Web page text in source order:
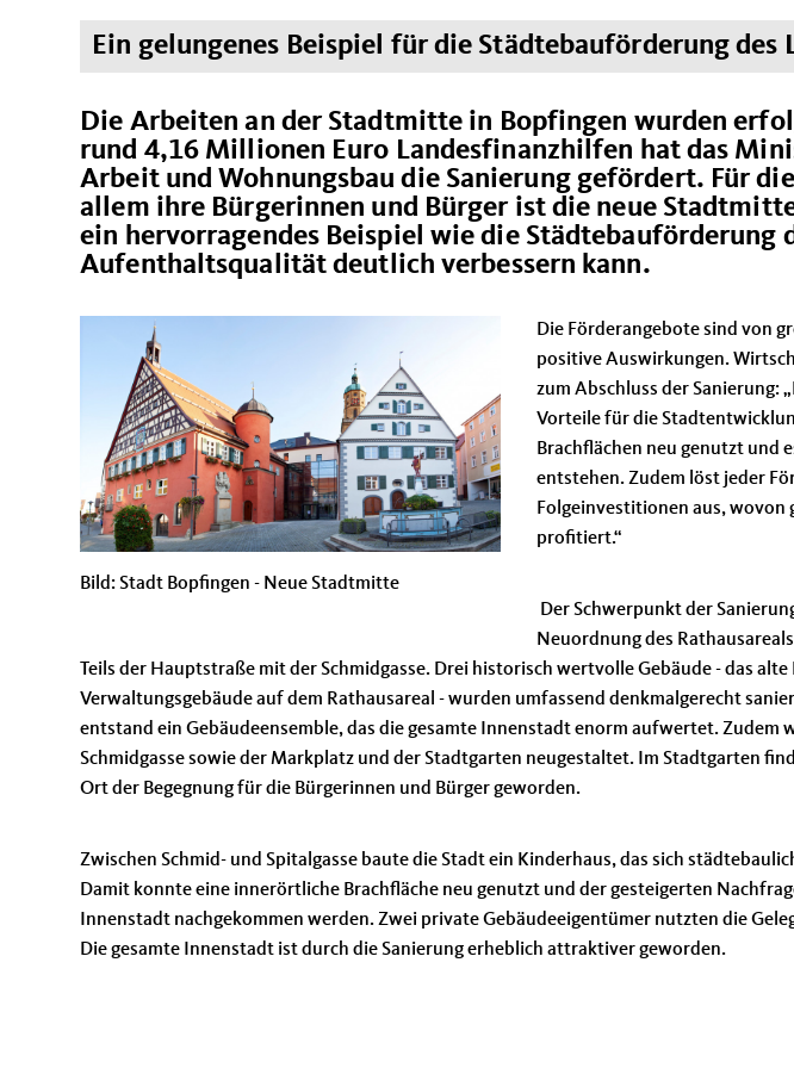
Ein gelungenes Beispiel für die Städtebauförderung des
Die Arbeiten an der Stadtmitte in Bopfingen wurden
rund 4,16 Millionen Euro Landesfinanzhilfen hat das
Arbeit und Wohnungsbau die Sanierung gefördert. Für
allem ihre Bürgerinnen und Bürger ist die neue
ein hervorragendes Beispiel wie die Städtebauförderung
Aufenthaltsqualität deutlich verbessern kann.
Bild: Stadt Bopfingen - Neue Stadtmitte
Die Förderangebote sind von
positive Auswirkungen.
zum Abschluss der Sanierung:
Vorteile für die
Brachflächen neu genutzt und
entstehen. Zudem löst jeder
Folgeinvestitionen aus, wovon
profitiert.“
Der Schwerpunkt der
Neuordnung des
Teils der Hauptstraße mit der Schmidgasse. Drei historisch wertvolle Gebäude - das
Verwaltungsgebäude auf dem Rathausareal - wurden umfassend denkmalgerecht
entstand ein Gebäudeensemble, das die gesamte Innenstadt enorm aufwertet. Zudem
Schmidgasse sowie der Markplatz und der Stadtgarten neugestaltet. Im Stadtgarten
Ort der Begegnung für die Bürgerinnen und Bürger geworden.
Zwischen Schmid- und Spitalgasse baute die Stadt ein Kinderhaus, das sich
Damit konnte eine innerörtliche Brachfläche neu genutzt und der gesteigerten
Innenstadt nachgekommen werden. Zwei private Gebäudeeigentümer nutzten die
Die gesamte Innenstadt ist durch die Sanierung erheblich attraktiver geworden.